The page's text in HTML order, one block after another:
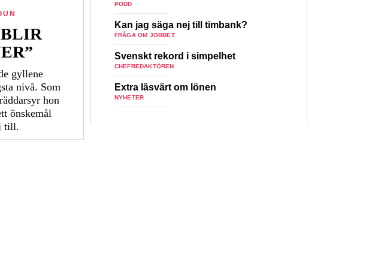
BLIR
gyllene
nivå. Som
hon
önskemål
till.
PODD
Kan jag säga nej till timbank?
FRÅGA OM JOBBET
Svenskt rekord i simpelhet
CHEFREDAKTÖREN
Extra läsvärt om lönen
NYHETER